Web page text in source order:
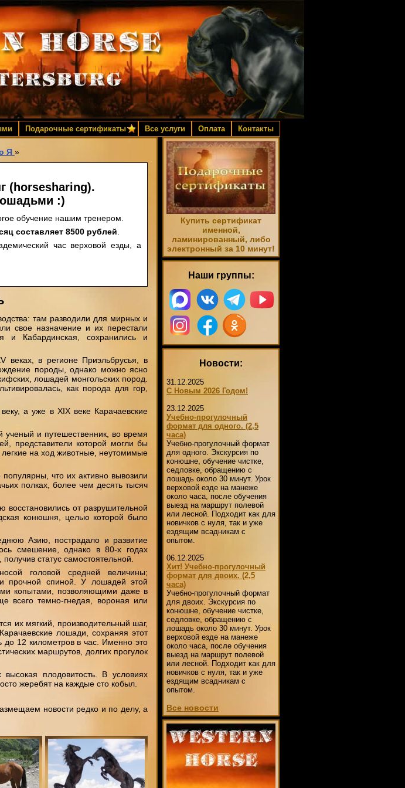
Подарочные сертификаты Все услуги Оплата Контакты
Я »
(horsesharing).
:)
обучение нашим тренером.
составляет 8500 рублей
час верховой езды, а
там разводили для мирных и
свое назначение и их перестали
и Кабардинская, сохранились и
веках, в регионе Приэльбрусья, в
породы, однако можно ясно
лошадей монгольских пород.
как порода для гор,
а уже в XIX веке Карачаевские
и путешественник, во время
представители которой могли бы
на ход животные, неутомимые
что их активно вывозили
полках, более чем десять тысяч
восстановились от разрушительной
конюшня, целью которой было
Азию, пострадало и развитие
смешение, однако в 80-х годах
статус самостоятельной.
головой средней величины;
прочной спиной. У лошадей этой
копытами, позволяющими даже в
всего темно-гнедая, вороная или
их мягкий, производительный шаг,
лошади, сохраняя этот
до 12 километров в час. Именно это
маршрутов, долгих прогулок
плодовитость. В условиях
жеребят на каждые сто кобыл.
новости редко и по делу, а
Купить сертификат
именной,
ламинированный, либо
электронный за 10 минут!
Наши группы:
Новости:
31.12.2025
С Новым 2026 Годом!
23.12.2025
Учебно-прогулочный
формат для одного. (2,5
часа)
Учебно-прогулочный формат
для одного. Экскурсия по
конюшне, обучение чистке,
седловке, обращению с
лошадь около 30 минут. Урок
верховой езде на манеже
около часа, после обучения
выезд на маршрут полевой
или лесной. Подходит как для
новичков с нуля, так и уже
ездящим всадникам с
опытом.
06.12.2025
Хит! Учебно-прогулочный
формат для двоих. (2,5
часа)
Учебно-прогулочный формат
для двоих. Экскурсия по
конюшне, обучение чистке,
седловке, обращению с
лошадь около 30 минут. Урок
верховой езде на манеже
около часа, после обучения
выезд на маршрут полевой
или лесной. Подходит как для
новичков с нуля, так и уже
ездящим всадникам с
опытом.
Все новости